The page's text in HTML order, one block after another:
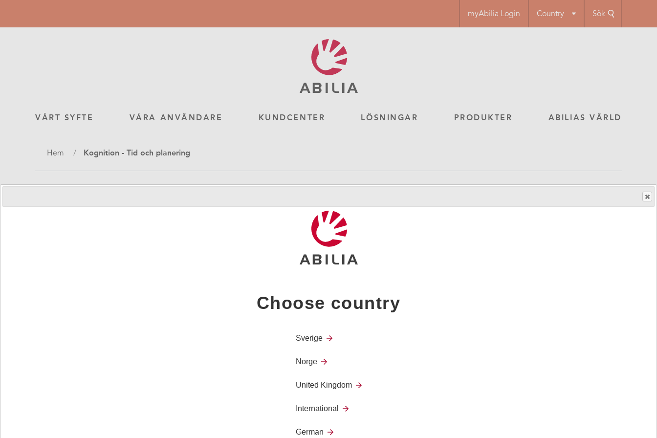
huvudinnehåll
myAbilia Login Country Sök
Main
VÅRT SYFTE VÅRA ANVÄNDARE KUNDCENTER LÖSNINGAR PRODUKTER ABILIAS VÄRLD
Länkstig
Hem Kognition - Tid och planering
One-modeller hade artikelnummer 706490 resp 706491, och har många aktuella
användare.
Choose country
Sverige
Norge
United Kingdom
International
German